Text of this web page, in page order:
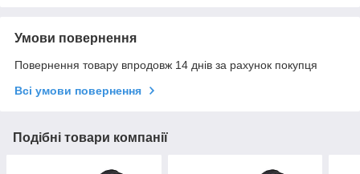
Умови повернення
Повернення товару впродовж 14 днів за рахунок покупця
Всі умови повернення
Подібні товари компанії